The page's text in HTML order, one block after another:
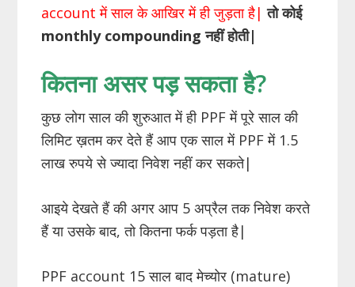
account में साल के आखिर में ही जुड़ता है| तो कोई
monthly compounding नहीं होती|
कितना असर पड़ सकता है?
कुछ लोग साल की शुरुआत में ही PPF में पूरे साल की
लिमिट ख़तम कर देते हैं आप एक साल में PPF में 1.5
लाख रुपये से ज्यादा निवेश नहीं कर सकते|
आइये देखते हैं की अगर आप 5 अप्रैल तक निवेश करते
हैं या उसके बाद, तो कितना फर्क पड़ता है|
PPF account 15 साल बाद मेच्योर (mature)